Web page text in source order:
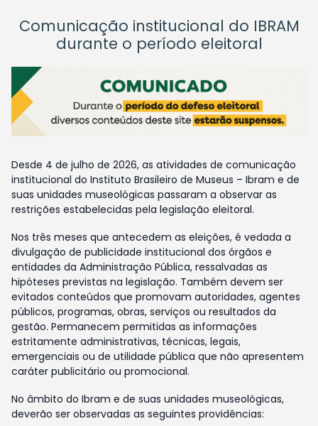
Comunicação institucional do IBRAM
durante o período eleitoral
Desde 4 de julho de 2026, as atividades de comunicação
institucional do Instituto Brasileiro de Museus – Ibram e de
suas unidades museológicas passaram a observar as
restrições estabelecidas pela legislação eleitoral.
Nos três meses que antecedem as eleições, é vedada a
divulgação de publicidade institucional dos órgãos e
entidades da Administração Pública, ressalvadas as
hipóteses previstas na legislação. Também devem ser
evitados conteúdos que promovam autoridades, agentes
públicos, programas, obras, serviços ou resultados da
gestão. Permanecem permitidas as informações
estritamente administrativas, técnicas, legais,
emergenciais ou de utilidade pública que não apresentem
caráter publicitário ou promocional.
No âmbito do Ibram e de suas unidades museológicas,
deverão ser observadas as seguintes providências: